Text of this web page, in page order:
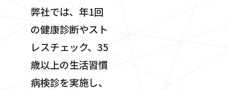
弊社では、年1回
の健康診断やスト
レスチェック、35
歳以上の生活習慣
病検診を実施し、